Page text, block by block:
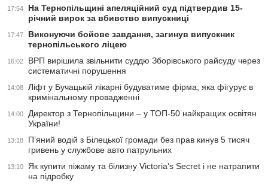
17:54
На Тернопільщині апеляційний суд підтвердив 15-
річний вирок за вбивство випускниці
17:47
Виконуючи бойове завдання, загинув випускник
тернопільського ліцею
16:02
ВРП вирішила звільнити суддю Зборівського райсуду через
систематичні порушення
14:08
Ліфт у Бучацькій лікарні будуватиме фірма, яка фігурує в
кримінальному провадженні
14:00
Директор з Тернопільщини – у ТОП-50 найкращих освітян
України!
13:18
П’яний водій з Білецької громади без прав кинув 5 тисяч
гривень у службове авто патрульних
13:10
Як купити піжаму та білизну Victoria’s Secret і не натрапити
на підробку